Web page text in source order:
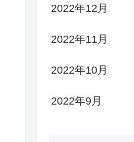
2022年12月
2022年11月
2022年10月
2022年9月